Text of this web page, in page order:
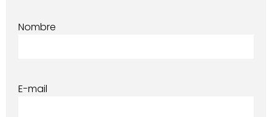
Nombre
E-mail